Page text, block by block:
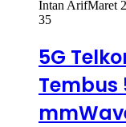
Intan ArifMaret
35
5G
Tembus